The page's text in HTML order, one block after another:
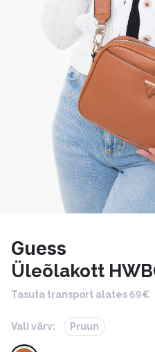
Guess
Üleõlakott
Tasuta transport alates 69€
Vali värv: Pruun